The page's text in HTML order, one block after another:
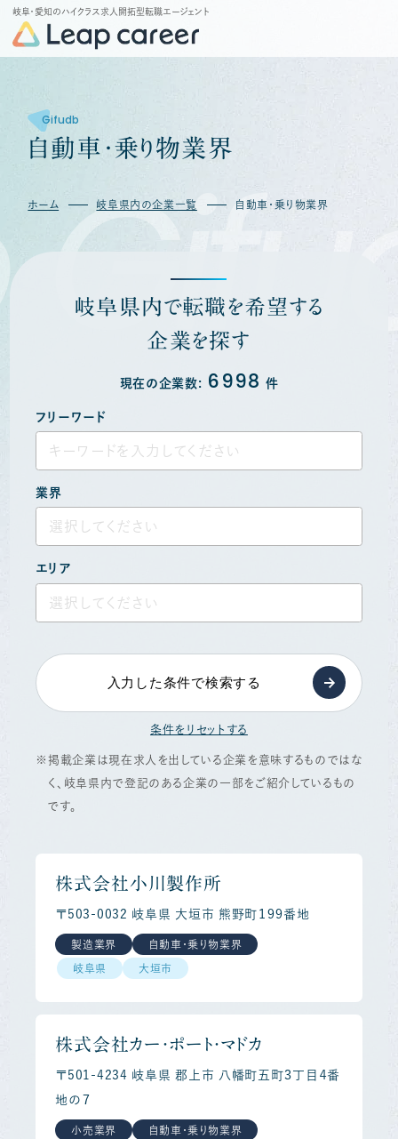
岐阜・愛知のハイクラス求人開拓型転職エージェント
Gifudb
自動車 ・乗り物業界
ホーム 岐阜県内の企業一覧 自動車・乗り物業界
岐阜県内で転職を希望する
企業を探す
現在の企業数: 6998 件
フリーワード
業界
選択してください
エリア
選択してください
入力した条件で検索する
条件をリセットする
掲載企業は現在求人を出している企業を意味するものではな
く、岐阜県内で登記のある企業の一部をご紹介しているもの
です。
株式会社小川製作所
〒503-0032 岐阜県 大垣市 熊野町１９９番地
製造業界 自動車・乗り物業界
岐阜県 大垣市
株式会社カー・ポート・マドカ
〒501-4234 岐阜県 郡上市 八幡町五町３丁目４番
地の７
小売業界 自動車・乗り物業界